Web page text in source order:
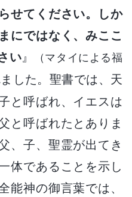
せてください。しか
にではなく、みここ
い 』
（マタイによる福
した。聖書では、天
と呼ばれ、イエスは
と呼ばれたとありま
、子、聖霊が出てき
体であることを示し
神の御言葉では、